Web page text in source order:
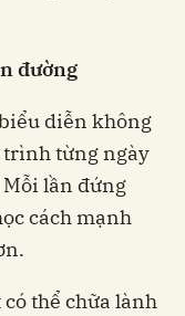
đường
diễn không
trình từng ngày
lần đứng
cách mạnh
thể chữa lành